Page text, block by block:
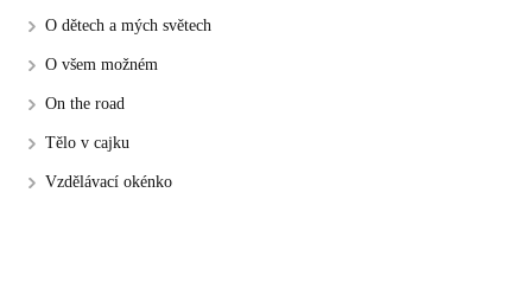
O dětech a mých světech
O všem možném
On the road
Tělo v cajku
Vzdělávací okénko